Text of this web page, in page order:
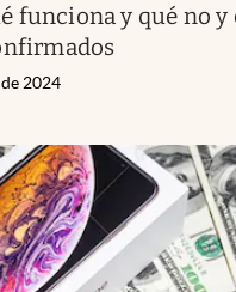
funciona y qué no y
2024